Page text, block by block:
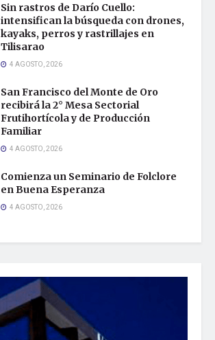
Sin rastros de Darío Cuello:
intensifican la búsqueda con drones,
kayaks, perros y rastrillajes en
Tilisarao
4 AGOSTO, 2026
San Francisco del Monte de Oro
recibirá la 2° Mesa Sectorial
Frutihortícola y de Producción
Familiar
4 AGOSTO, 2026
Comienza un Seminario de Folclore
en Buena Esperanza
4 AGOSTO, 2026